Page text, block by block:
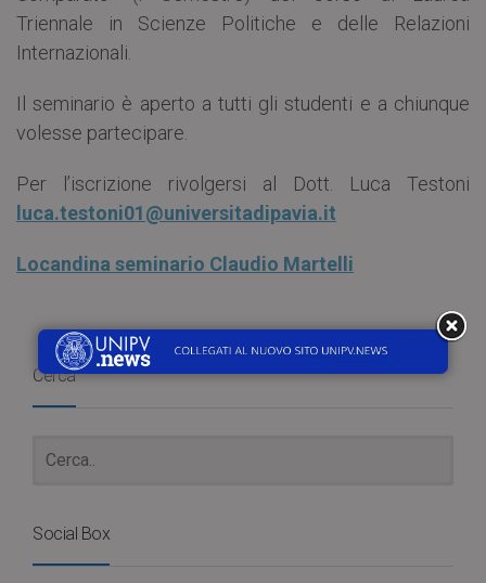
Triennale in Scienze Politiche e delle Relazioni
Internazionali.
Il seminario è aperto a tutti gli studenti e a chiunque
volesse partecipare.
Per l’iscrizione rivolgersi al Dott. Luca Testoni
luca.testoni01@universitadipavia.it
Locandina seminario Claudio Martelli
Cerca
Social Box